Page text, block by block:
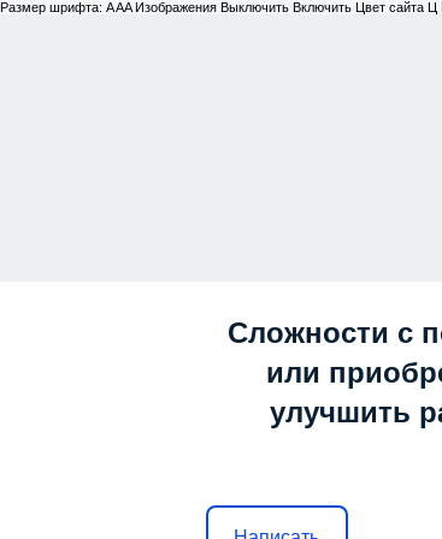
Размер шрифта: AAAИзображения Выключить Включить Цвет сайта Ц
Сложности с
или
улучшить